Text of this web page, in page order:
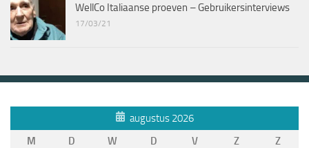
WellCo Italiaanse proeven – Gebruikersinterviews
17/03/21
augustus 2026
M
D W D V Z
Z